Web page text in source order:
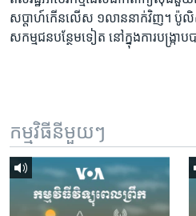
សប្តាហ៍កើនលើស ១លាននាក់វិញ។ ប៉ូលិ
សកម្មជនបន្ថែមទៀត នៅក្នុងការបង្ក្រាប
កម្មវិធី​នីមួយៗ